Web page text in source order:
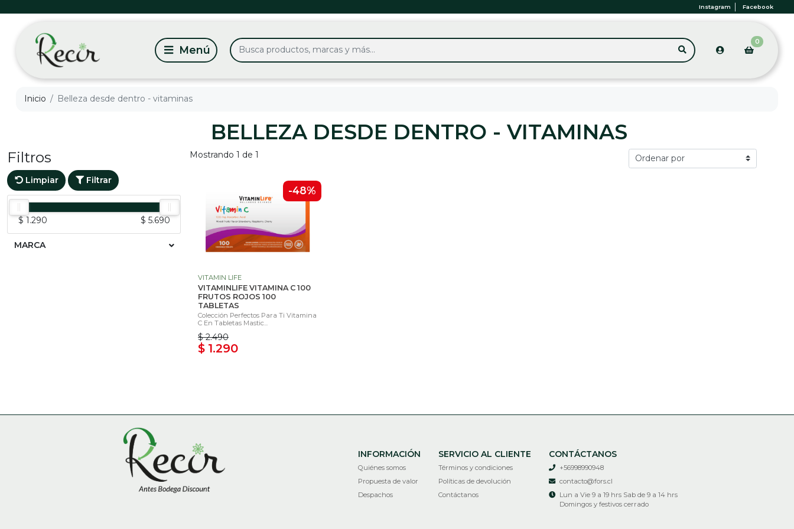
Instagram Facebook
0
Inicio Belleza desde dentro - vitaminas
BELLEZA DESDE DENTRO - VITAMINAS
Filtros
Limpiar Filtrar
$ 1.290 $ 5.690
MARCA
Mostrando 1 de 1
-48%
VITAMIN LIFE
VITAMINLIFE VITAMINA C 100
FRUTOS ROJOS 100
TABLETAS
Colección Perfectos Para Ti Vitamina
C En Tabletas Mastic...
$ 2.490
$ 1.290
INFORMACIÓN
Quiénes somos
Propuesta de valor
Despachos
SERVICIO AL CLIENTE
Términos y condiciones
Políticas de devolución
Contáctanos
CONTÁCTANOS
+56998990948
contacto@fors.cl
Lun a Vie 9 a 19 hrs Sab de 9 a 14 hrs
Domingos y festivos cerrado